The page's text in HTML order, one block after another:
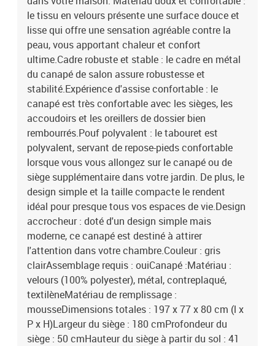
le tissu en velours présente une surface douce et
lisse qui offre une sensation agréable contre la
peau, vous apportant chaleur et confort
ultime.Cadre robuste et stable : le cadre en métal
du canapé de salon assure robustesse et
stabilité.Expérience d'assise confortable : le
canapé est très confortable avec les sièges, les
accoudoirs et les oreillers de dossier bien
rembourrés.Pouf polyvalent : le tabouret est
polyvalent, servant de repose-pieds confortable
lorsque vous vous allongez sur le canapé ou de
siège supplémentaire dans votre jardin. De plus, le
design simple et la taille compacte le rendent
idéal pour presque tous vos espaces de vie.Design
accrocheur : doté d'un design simple mais
moderne, ce canapé est destiné à attirer
l'attention dans votre chambre.Couleur : gris
clairAssemblage requis : ouiCanapé :Matériau :
velours (100% polyester), métal, contreplaqué,
textilèneMatériau de remplissage :
mousseDimensions totales : 197 x 77 x 80 cm (l x
P x H)Largeur du siège : 180 cmProfondeur du
siège : 50 cmHauteur du siège à partir du sol : 41